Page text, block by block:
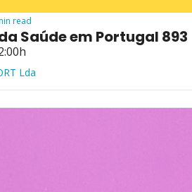
read
Saúde em Portugal 893
Lda